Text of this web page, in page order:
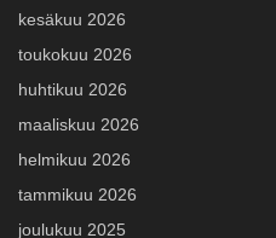
kesäkuu 2026
toukokuu 2026
huhtikuu 2026
maaliskuu 2026
helmikuu 2026
tammikuu 2026
joulukuu 2025